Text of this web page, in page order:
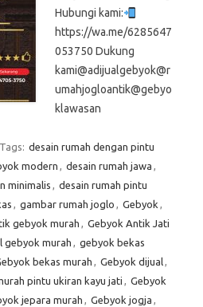
Hubungi kami:
https://wa.me/6285647
053750 Dukung
kami@adijualgebyok@r
umahjogloantik@gebyo
klawasan
Tags: desain rumah dengan pintu
modern , desain rumah jawa ,
minimalis , desain rumah pintu
, gambar rumah joglo , Gebyok ,
gebyok murah , Gebyok Antik Jati
gebyok murah , gebyok bekas
bekas murah , Gebyok dijual,
pintu ukiran kayu jati , Gebyok
jepara murah , Gebyok jogja ,